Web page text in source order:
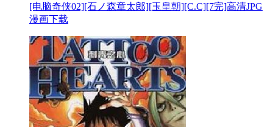
[电脑奇侠02][石ノ森章太郎][玉皇朝][C.C][7完]高清JPG
漫画下载